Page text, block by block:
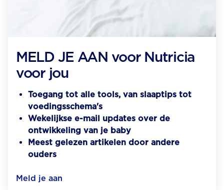
MELD JE AAN voor Nutricia
voor jou
Toegang tot alle tools, van slaaptips tot
voedingsschema's
Wekelijkse e-mail updates over de
ontwikkeling van je baby
Meest gelezen artikelen door andere
ouders
Meld je aan